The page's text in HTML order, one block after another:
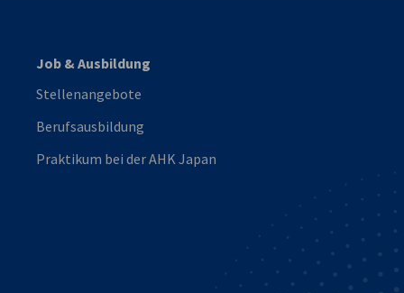
Job & Ausbildung
Stellenangebote
Berufsausbildung
Praktikum bei der AHK Japan